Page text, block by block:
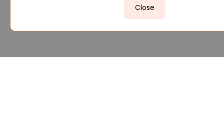
Close